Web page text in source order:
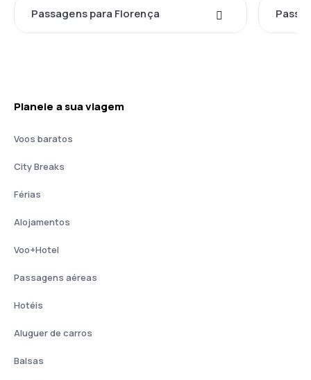
Passagens para Florença
Planeie a sua viagem
Voos baratos
City Breaks
Férias
Alojamentos
Voo+Hotel
Passagens aéreas
Hotéis
Aluguer de carros
Balsas